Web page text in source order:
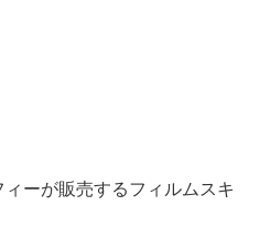
ーが販売するフィルムスキ